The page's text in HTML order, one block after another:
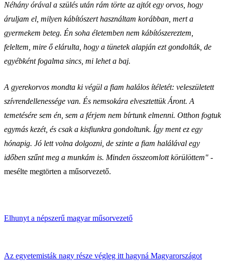
Néhány órával a szülés után rám törte az ajtót egy orvos, hogy
áruljam el, milyen kábítószert használtam korábban, mert a
gyermekem beteg. Én soha életemben nem kábítószereztem,
feleltem, mire ő elárulta, hogy a tünetek alapján ezt gondolták, de
egyébként fogalma sincs, mi lehet a baj.
A gyerekorvos mondta ki végül a fiam halálos ítéletét: veleszületett
szívrendellenessége van. És nemsokára elvesztettük Áront. A
temetésére sem én, sem a férjem nem bírtunk elmenni. Otthon fogtuk
egymás kezét, és csak a kisfiunkra gondoltunk. Így ment ez egy
hónapig. Jó lett volna dolgozni, de szinte a fiam halálával egy
időben szűnt meg a munkám is. Minden összeomlott körülöttem" -
mesélte megtörten a műsorvezető.
Elhunyt a népszerű magyar műsorvezető
Az egyetemisták nagy része végleg itt hagyná Magyarországot